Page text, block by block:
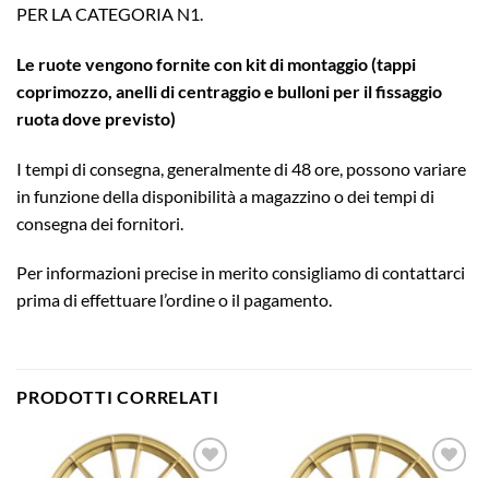
PER LA CATEGORIA N1.
Le ruote vengono fornite con kit di montaggio (tappi
coprimozzo, anelli di centraggio e bulloni per il fissaggio
ruota dove previsto)
I tempi di consegna, generalmente di 48 ore, possono variare
in funzione della disponibilità a magazzino o dei tempi di
consegna dei fornitori.
Per informazioni precise in merito consigliamo di contattarci
prima di effettuare l’ordine o il pagamento.
PRODOTTI CORRELATI